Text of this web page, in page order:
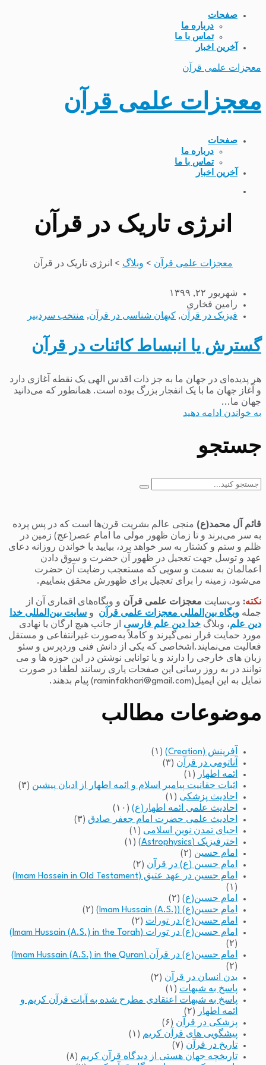
صفحات
درباره ما
تماس با ما
آخرین اخبار
معجزات علمی قرآن
معجزات علمی قرآن
صفحات
درباره ما
تماس با ما
آخرین اخبار
انرژی تاریک در قرآن
معجزات علمی قرآن > وبلاگ > انرژی تاریک در قرآن
شهریور ۲۲, ۱۳۹۹
رامین فخاری
فیزیک در قرآن, کیهان شناسی در قرآن, منتخب سردبیر
گسترش یا انبساط کائنات در قرآن
هر پدیده‌ای در جهان ما به جز ذات اقدس الهی یک نقطه آغازی دارد
و آغاز جهان ما با یک انفجار بزرگ بوده است. همانطور که می‌دانید
جهان ما...
به خواندن ادامه دهید
جستجو
جستجو
قائم آل محمد(ع) منجی عالم بشریت قرن‌ها است که در پس پرده
به سر می‌برند و تا زمان ظهور مولی ما امام عصر(عج) زمین در
ظلم و ستم و کشتار به سر خواهد برد، بیایید با خواندن روزانه دعای
عهد و توسل جهت تعجیل در ظهور آن حضرت و سوق دادن
اعمالمان به سمت و سویی که مستعجب رضایت آن حضرت
می‌شود، زمینه را برای تعجیل برای ظهورش محقق بنماییم.
نکته: وب‌سایت معجزات علمی قرآن و وبگاه‌های اقماری آن از
جمله وبگاه بین‌المللی معجزات علمی قرآن و سایت بین‌المللی خدا
دین علم، وبلاگ خدا دین علم فارسی از جانب هیچ ارگان یا نهادی
مورد حمایت قرار نمی‌گیرند و کاملاً به‌صورت غیرانتفاعی و مستقل
فعالیت می‌نمایند.اشخاصی که یکی از دانش فنی وردپرس و سئو
زبان های خارجی را دارند و یا توانایی نوشتن در این حوزه ها و می
توانند در به روز رسانی این صفحات یاری رسانند لطفا در صورت
تمایل به این ایمیل(raminfakhari@gmail.com) پیام بدهند.
موضوعات مطالب
آفرینش (Creation)
(۱)
آناتومی در قرآن (۳)
ائمه اطهار
(۱)
اثبات حقانیت پیامبر اسلام و ائمه اطهار از ادیان پیشین (۳)
احادیث پزشکی (۱)
احادیث علمی ائمه اطهار(ع) (۱۰)
احادیث علمی حضرت امام جعفر صادق (۳)
احیای تمدن نوین اسلامی (۱)
اخترفیزیک (Astrophysics)
(۱)
امام حسین (۲)
امام حسین (ع) در قرآن (۲)
امام حسین در عهد عتیق (Imam Hossein in Old Testament)
(۱)
امام حسین(ع) (۲)
امام حسین(ع) (Imam Hussain (A.S.))
(۲)
امام حسین(ع) در تورات (۲)
امام حسین(ع) در تورات (Imam Hussain (A.S.) in the Torah)
(۲)
امام حسین(ع) در قرآن (Imam Hussain (A.S.) in the Quran)
(۲)
بدن انسان در قرآن (۲)
پاسخ به شبهات (۱)
پاسخ به شبهات اعتقادی مطرح شده به آیات قرآن کریم و
ائمه اطهار
(۲)
پزشکی در قرآن (۶)
پیشگویی های قرآن کریم (۱)
تاریخ در قرآن (۷)
تاریخچه جهان هستی از دیدگاه قرآن کریم (۸)